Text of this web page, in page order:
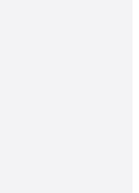
Community,
Community!
views and a